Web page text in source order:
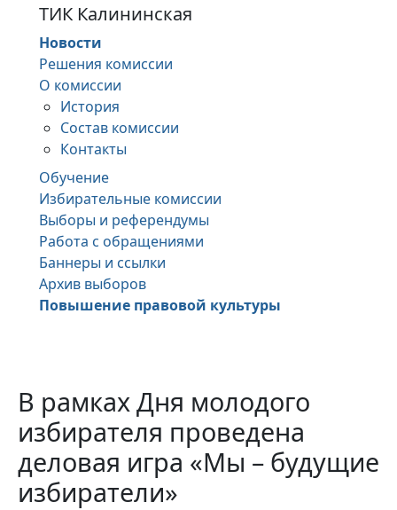
ТИК Калининская
Новости
Решения комиссии
О комиссии
История
Состав комиссии
Контакты
Обучение
Избирательные комиссии
Выборы и референдумы
Работа с обращениями
Баннеры и ссылки
Архив выборов
Повышение правовой культуры
В рамках Дня молодого
избирателя проведена
деловая игра «Мы – будущие
избиратели»